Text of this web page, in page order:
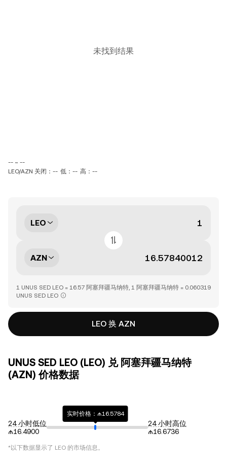
未找到结果
-- ~ --
LEO/AZN 关闭：-- 低：-- 高：--
LEO
AZN
1 UNUS SED LEO = 16.57 阿塞拜疆马纳特, 1 阿塞拜疆马纳特 = 0.060319
UNUS SED LEO
LEO 换 AZN
UNUS SED LEO (LEO) 兑 阿塞拜疆马纳特
(AZN) 价格数据
24 小时低位
₼16.4900
实时价格：₼16.5784
24 小时高位
₼16.6736
*以下数据显示了 LEO 的市场信息。